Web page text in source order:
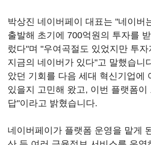
박상진 네이버페이 대표는 "네이버
출발해 초기에 700억원의 투자를
렀다"며 "우여곡절도 있었지만 투자
지금의 네이버가 있다"고 말했습니
았던 기회를 다음 세대 혁신기업에
있을지 고민해 왔고, 이번 플랫폼이
답"이라고 밝혔습니다.
네이버페이가 플랫폼 운영을 맡게